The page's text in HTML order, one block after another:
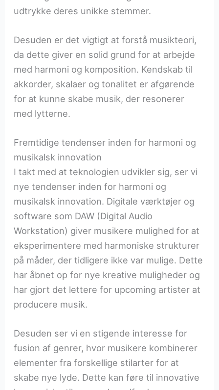
udtrykke deres unikke stemmer.
Desuden er det vigtigt at forstå musikteori,
da dette giver en solid grund for at arbejde
med harmoni og komposition. Kendskab til
akkorder, skalaer og tonalitet er afgørende
for at kunne skabe musik, der resonerer
med lytterne.
Fremtidige tendenser inden for harmoni og
musikalsk innovation
I takt med at teknologien udvikler sig, ser vi
nye tendenser inden for harmoni og
musikalsk innovation. Digitale værktøjer og
software som DAW (Digital Audio
Workstation) giver musikere mulighed for at
eksperimentere med harmoniske strukturer
på måder, der tidligere ikke var mulige. Dette
har åbnet op for nye kreative muligheder og
har gjort det lettere for upcoming artister at
producere musik.
Desuden ser vi en stigende interesse for
fusion af genrer, hvor musikere kombinerer
elementer fra forskellige stilarter for at
skabe nye lyde. Dette kan føre til innovative